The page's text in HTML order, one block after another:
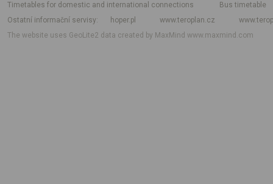
Timetables for domestic and international connections
Bus timetable
Ostatní informační servisy
hoper.pl www.teroplan.cz
The website uses GeoLite2 data created by MaxMindwww.maxmind.com